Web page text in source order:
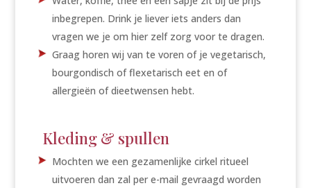
inbegrepen. Drink je liever iets anders dan
vragen we je om hier zelf zorg voor te dragen.
Graag horen wij van te voren of je vegetarisch,
bourgondisch of flexetarisch eet en of
allergieën of dieetwensen hebt.
Kleding & spullen
Mochten we een gezamenlijke cirkel ritueel
uitvoeren dan zal per e-mail gevraagd worden